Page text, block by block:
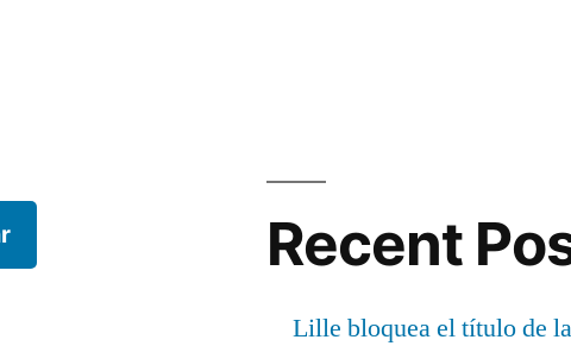
Recent
Lille bloquea el título de